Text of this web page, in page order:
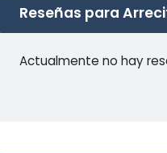
Reseñas para
Actualmente no hay